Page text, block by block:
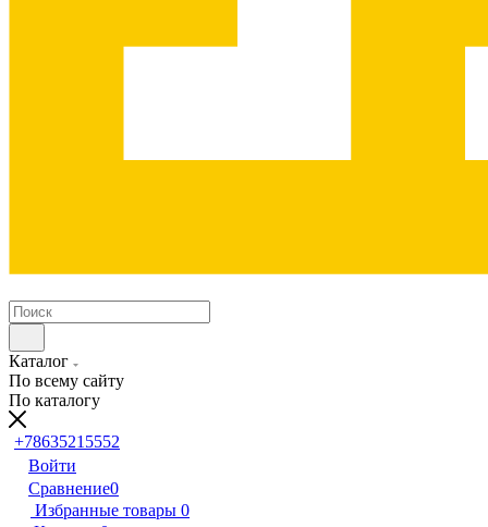
Каталог
По всему сайту
По каталогу
+78635215552
Войти
Сравнение0
Избранные товары 0